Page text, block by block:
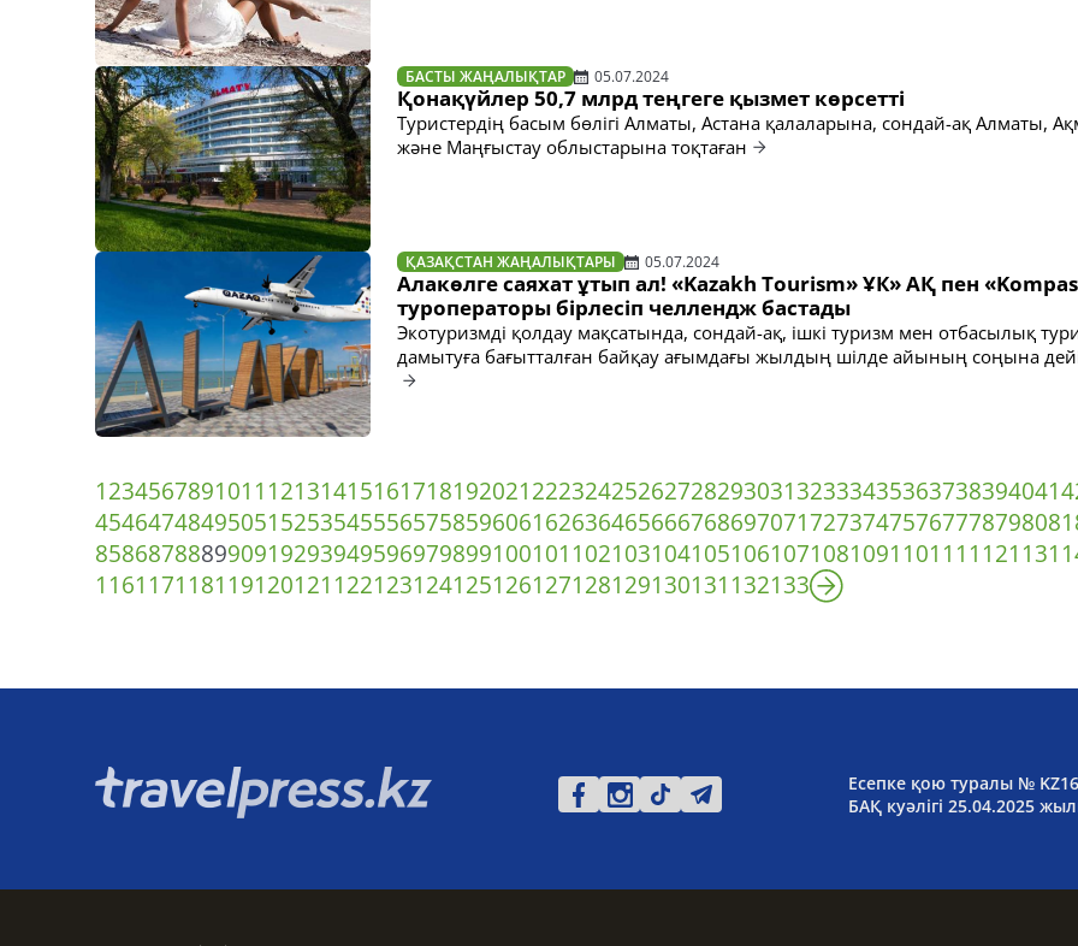
БАСТЫ ЖАҢАЛЫҚТАР 05.07.2024
Қонақүйлер 50,7 млрд теңгеге қызмет көрсетті
Туристердің басым бөлігі Алматы, Астана қалаларына, сондай-ақ Алматы,
және Маңғыстау облыстарына тоқтаған
ҚАЗАҚСТАН ЖАҢАЛЫҚТАРЫ 05.07.2024
Алакөлге саяхат ұтып ал! «Kazakh Tourism» ҰК» АҚ пен
туроператоры бірлесіп челлендж бастады
Экотуризмді қолдау мақсатында, сондай-ақ, ішкі туризм мен отбасылық
дамытуға бағытталған байқау ағымдағы жылдың шілде айының соңына
1234567891011 121314151617181920212223242526272829303132333435363738394041
45464748495051525354555657585960616263646566676869707172737475767778798081
858687888990919293949596979899100101 102103104105106107108109110111 112113
116117118119120121 122123124125126127128129130131 132133
Есепке қою туралы №
БАҚ куәлігі 25.04.2025